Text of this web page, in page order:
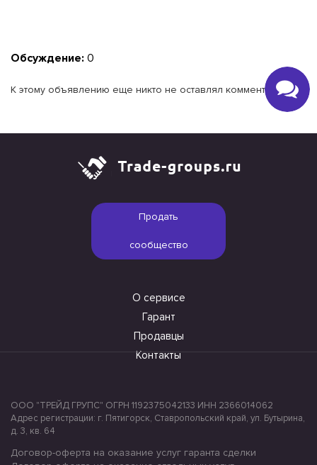
Обсуждение: 0
К этому объявлению еще никто не оставлял комментариев.
Продать
сообщество
О сервисе
Гарант
Продавцы
Контакты
ООО "ТРЕЙД ГРУПС" ОГРН 1192375042133 ИНН 2366014062
Адрес регистрации: г. Пятигорск, Ставропольский край, ул. Бутырина,
д. 3, кв. 64
Договор-оферта на оказание услуг гаранта сделки